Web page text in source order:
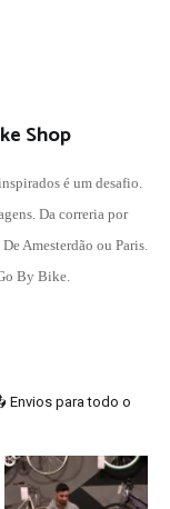
Shop
é um desafio.
Da correria por
Amesterdão ou Paris.
By Bike.
Envios para todo o